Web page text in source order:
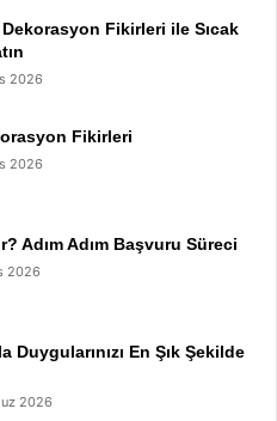
Fikirleri ile Sıcak
2026
Fikirleri
2026
Adım Adım Başvuru Süreci
2026
Duygularınızı En Şık Şekilde
2026